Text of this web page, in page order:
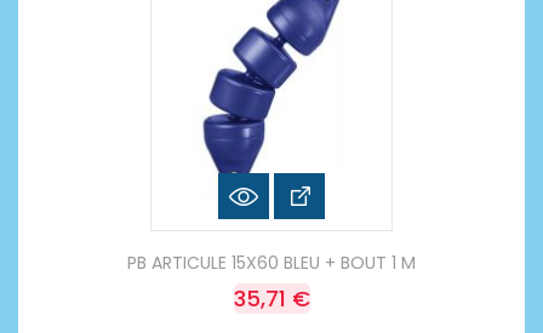
PB ARTICULE 15X60 BLEU + BOUT 1 M
35,71 €